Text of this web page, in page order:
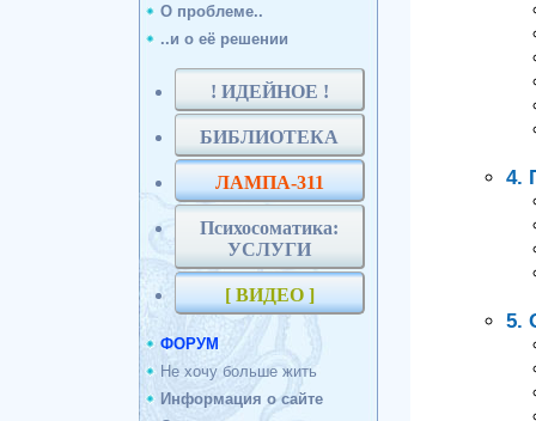
О проблеме..
..и о её решении
! ИДЕЙНОЕ !
БИБЛИОТЕКА
ЛАМПА-311
Психосоматика:
УСЛУГИ
[ ВИДЕО ]
ФОРУМ
Не хочу больше жить
Информация о сайте
4.
5.